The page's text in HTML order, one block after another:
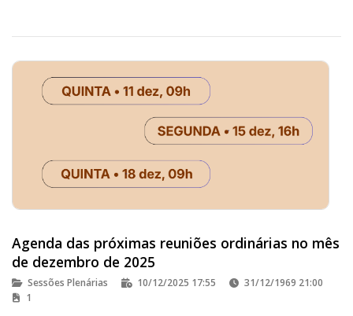
Agenda das próximas reuniões ordinárias no mês
de dezembro de 2025
Sessões Plenárias 10/12/2025 17:55
31/12/1969 21:00
1